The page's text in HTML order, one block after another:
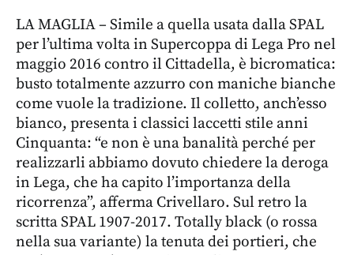
LA MAGLIA – Simile a quella usata dalla SPAL
per l’ultima volta in Supercoppa di Lega Pro nel
maggio 2016 contro il Cittadella, è bicromatica:
busto totalmente azzurro con maniche bianche
come vuole la tradizione. Il colletto, anch’esso
bianco, presenta i classici laccetti stile anni
Cinquanta: “e non è una banalità perché per
realizzarli abbiamo dovuto chiedere la deroga
in Lega, che ha capito l’importanza della
ricorrenza”, afferma Crivellaro. Sul retro la
scritta SPAL 1907-2017. Totally black (o rossa
nella sua variante) la tenuta dei portieri, che